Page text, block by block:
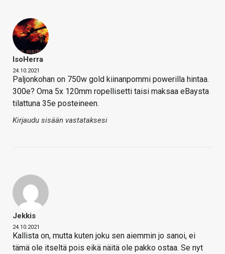
IsoHerra
24.10.2021
Paljonkohan on 750w gold kiinanpommi powerilla hintaa.
300e? Oma 5x 120mm ropellisetti taisi maksaa eBaysta
tilattuna 35e posteineen.
Kirjaudu sisään vastataksesi
Jekkis
24.10.2021
Kallista on, mutta kuten joku sen aiemmin jo sanoi, ei
tämä ole itseltä pois eikä näitä ole pakko ostaa. Se nyt